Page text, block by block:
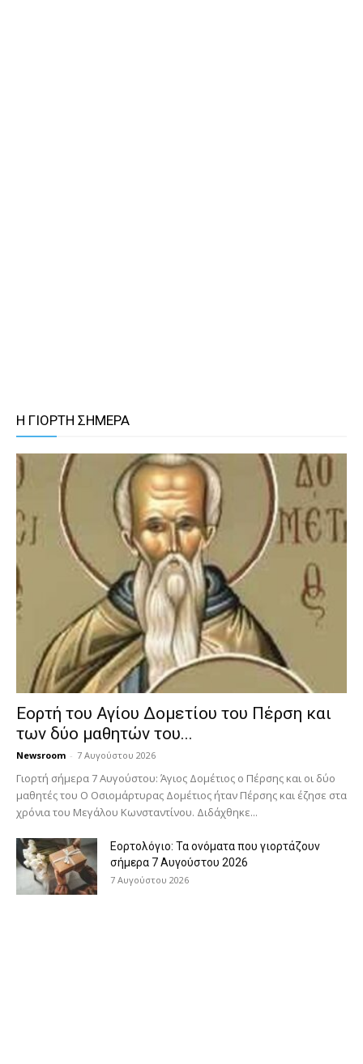
Η ΓΙΟΡΤΗ ΣΗΜΕΡΑ
Εορτή του Αγίου Δομετίου του Πέρση και
των δύο μαθητών του...
Newsroom - 7 Αυγούστου 2026
Γιορτή σήμερα 7 Αυγούστου: Άγιος Δομέτιος ο Πέρσης και οι δύο
μαθητές του Ο Oσιομάρτυρας Δομέτιος ήταν Πέρσης και έζησε στα
χρόνια του Μεγάλου Κωνσταντίνου. Διδάχθηκε...
Εορτολόγιο: Τα ονόματα που γιορτάζουν
σήμερα 7 Αυγούστου 2026
7 Αυγούστου 2026